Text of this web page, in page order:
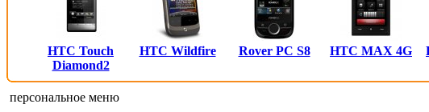
HTC Touch
Diamond2
HTC Wildfire Rover PC S8 HTC MAX 4G
персональное меню